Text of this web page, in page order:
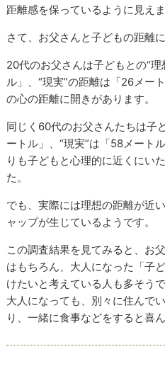
距離感を保っているように見えま
さて、お父さんと子どもの距離
20代のお父さんは子どもとの“理
ル」、“現実”の距離は「26メー
の心の距離に開きがあります。
同じく60代のお父さんたちは子
ートル」、“現実”は「58メート
りも子どもと心理的に近くにい
た。
でも、実際には理想の距離が近
ャップが生じているようです。
この調査結果を見てみると、お
はもちろん、大人になった「子
けたいと考えている人も多そうで
大人になっても、別々に住んで
り、一緒に食事などをすると喜